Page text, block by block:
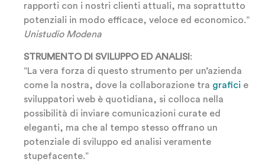
rapporti con i nostri clienti attuali, ma soprattutto
potenziali in modo efficace, veloce ed economico.”
Unistudio Modena
STRUMENTO DI SVILUPPO ED ANALISI :
“La vera forza di questo strumento per un’azienda
come la nostra, dove la collaborazione tra grafici e
sviluppatori web è quotidiana, si colloca nella
possibilità di inviare comunicazioni curate ed
eleganti, ma che al tempo stesso offrano un
potenziale di sviluppo ed analisi veramente
stupefacente.”